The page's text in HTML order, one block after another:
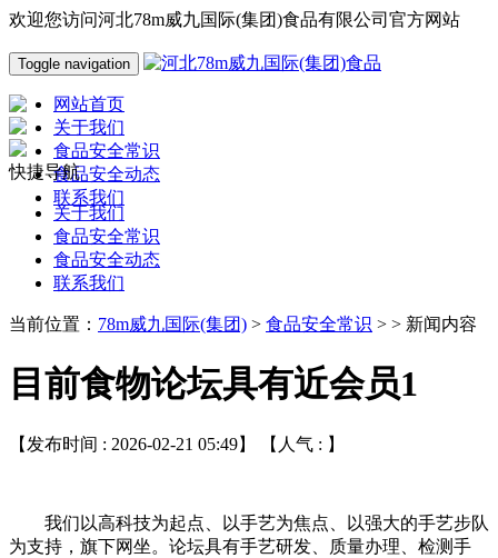
欢迎您访问河北78m威九国际(集团)食品有限公司官方网站
Toggle navigation
网站首页
关于我们
食品安全常识
食品安全动态
联系我们
快捷导航
关于我们
食品安全常识
食品安全动态
联系我们
当前位置： 78m威九国际(集团) > 食品安全常识 > > 新闻内容
目前食物论坛具有近会员1
【发布时间 : 2026-02-21 05:49】 【人气 : 】
我们以高科技为起点、以手艺为焦点、以强大的手艺步队
为支持，旗下网坐。论坛具有手艺研发、质量办理、检测手